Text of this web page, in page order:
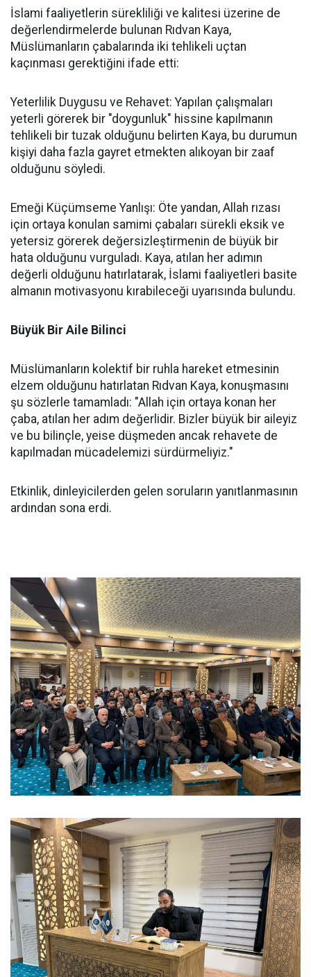
İslami faaliyetlerin sürekliliği ve kalitesi üzerine de
değerlendirmelerde bulunan Rıdvan Kaya,
Müslümanların çabalarında iki tehlikeli uçtan
kaçınması gerektiğini ifade etti:
Yeterlilik Duygusu ve Rehavet: Yapılan çalışmaları
yeterli görerek bir "doygunluk" hissine kapılmanın
tehlikeli bir tuzak olduğunu belirten Kaya, bu durumun
kişiyi daha fazla gayret etmekten alıkoyan bir zaaf
olduğunu söyledi.
Emeği Küçümseme Yanlışı: Öte yandan, Allah rızası
için ortaya konulan samimi çabaları sürekli eksik ve
yetersiz görerek değersizleştirmenin de büyük bir
hata olduğunu vurguladı. Kaya, atılan her adımın
değerli olduğunu hatırlatarak, İslami faaliyetleri basite
almanın motivasyonu kırabileceği uyarısında bulundu.
Büyük Bir Aile Bilinci
Müslümanların kolektif bir ruhla hareket etmesinin
elzem olduğunu hatırlatan Rıdvan Kaya, konuşmasını
şu sözlerle tamamladı: "Allah için ortaya konan her
çaba, atılan her adım değerlidir. Bizler büyük bir aileyiz
ve bu bilinçle, yeise düşmeden ancak rehavete de
kapılmadan mücadelemizi sürdürmeliyiz."
Etkinlik, dinleyicilerden gelen soruların yanıtlanmasının
ardından sona erdi.